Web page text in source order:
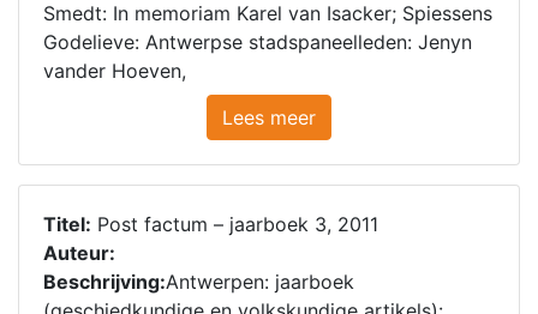
Smedt: In memoriam Karel van Isacker; Spiessens
Godelieve: Antwerpse stadspaneelleden: Jenyn
vander Hoeven,
Lees meer
Titel: Post factum – jaarboek 3, 2011
Auteur:
Beschrijving:Antwerpen: jaarboek